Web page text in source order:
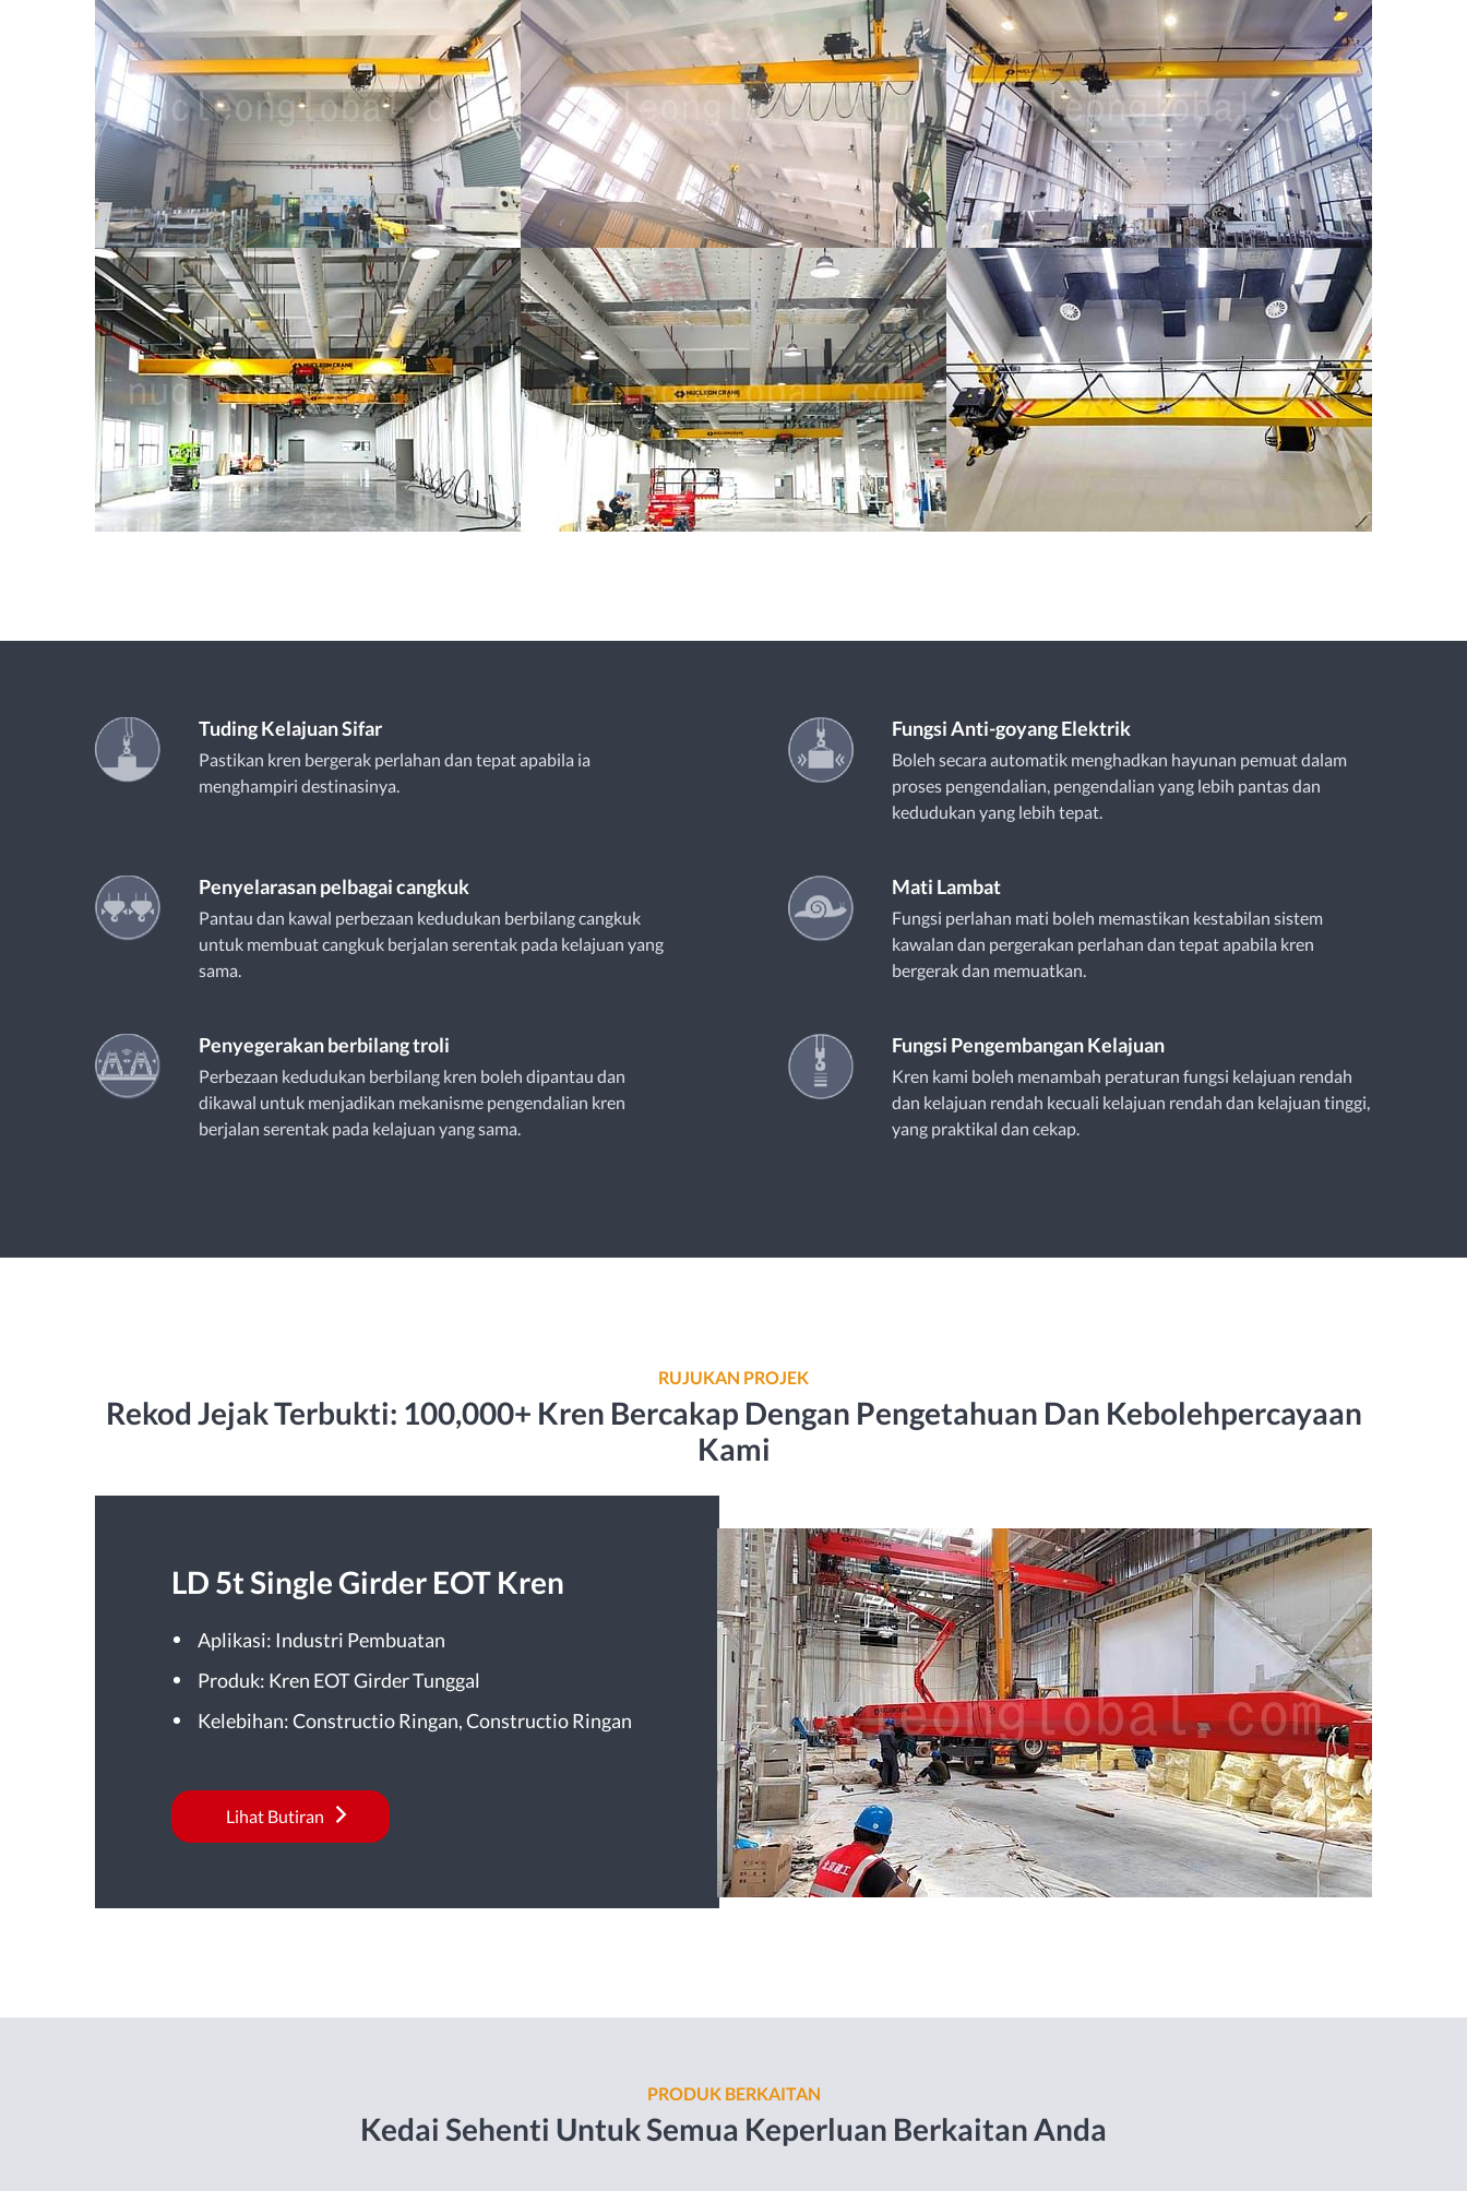
Tuding Kelajuan Sifar
Pastikan kren bergerak perlahan dan tepat apabila ia
menghampiri destinasinya.
Fungsi Anti-goyang Elektrik
Boleh secara automatik menghadkan hayunan pemuat dalam
proses pengendalian, pengendalian yang lebih pantas dan
kedudukan yang lebih tepat.
Penyelarasan pelbagai cangkuk
Pantau dan kawal perbezaan kedudukan berbilang cangkuk
untuk membuat cangkuk berjalan serentak pada kelajuan yang
sama.
Mati Lambat
Fungsi perlahan mati boleh memastikan kestabilan sistem
kawalan dan pergerakan perlahan dan tepat apabila kren
bergerak dan memuatkan.
Penyegerakan berbilang troli
Perbezaan kedudukan berbilang kren boleh dipantau dan
dikawal untuk menjadikan mekanisme pengendalian kren
berjalan serentak pada kelajuan yang sama.
Fungsi Pengembangan Kelajuan
Kren kami boleh menambah peraturan fungsi kelajuan rendah
dan kelajuan rendah kecuali kelajuan rendah dan kelajuan tinggi,
yang praktikal dan cekap.
RUJUKAN PROJEK
Rekod Jejak Terbukti: 100,000+ Kren Bercakap Dengan Pengetahuan Dan Kebolehpercayaan
Kami
LD 5t Single Girder EOT Kren
Aplikasi: Industri Pembuatan
Produk: Kren EOT Girder Tunggal
Kelebihan: Constructio Ringan, Constructio Ringan
Lihat Butiran
PRODUK BERKAITAN
Kedai Sehenti Untuk Semua Keperluan Berkaitan Anda